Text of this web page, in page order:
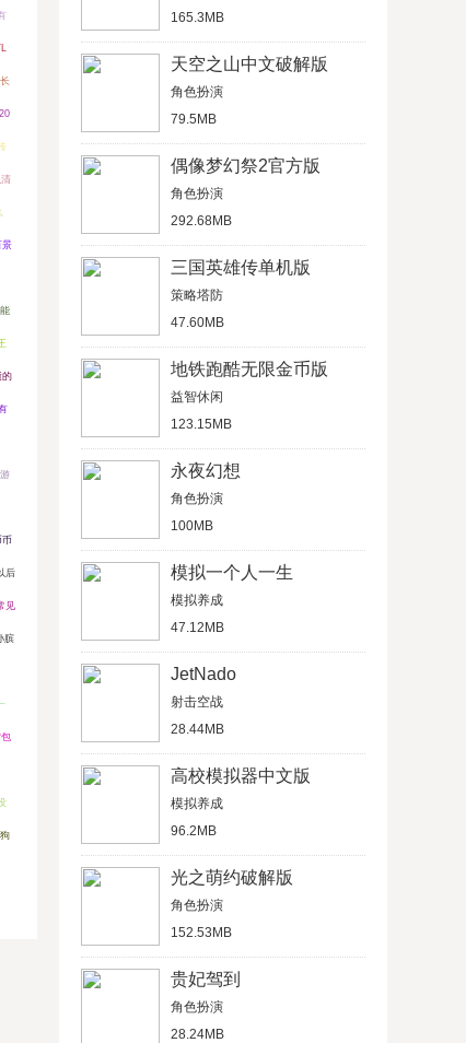
景
的
后
见
膑
165.3MB
天空之山中文破解版
角色扮演
79.5MB
偶像梦幻祭2官方版
角色扮演
292.68MB
三国英雄传单机版
策略塔防
47.60MB
地铁跑酷无限金币版
益智休闲
123.15MB
永夜幻想
角色扮演
100MB
模拟一个人一生
模拟养成
47.12MB
JetNado
射击空战
28.44MB
高校模拟器中文版
模拟养成
96.2MB
光之萌约破解版
角色扮演
152.53MB
贵妃驾到
角色扮演
28.24MB